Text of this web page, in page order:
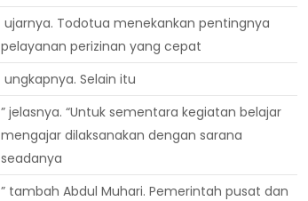
 ujarnya. Todotua menekankan pentingnya
pelayanan perizinan yang cepat
 ungkapnya. Selain itu
” jelasnya. “Untuk sementara kegiatan belajar
mengajar dilaksanakan dengan sarana
seadanya
” tambah Abdul Muhari. Pemerintah pusat dan